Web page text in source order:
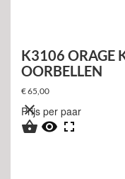
K3106 ORAGE
OORBELLEN
€ 65,00
Prijs per paar
  
